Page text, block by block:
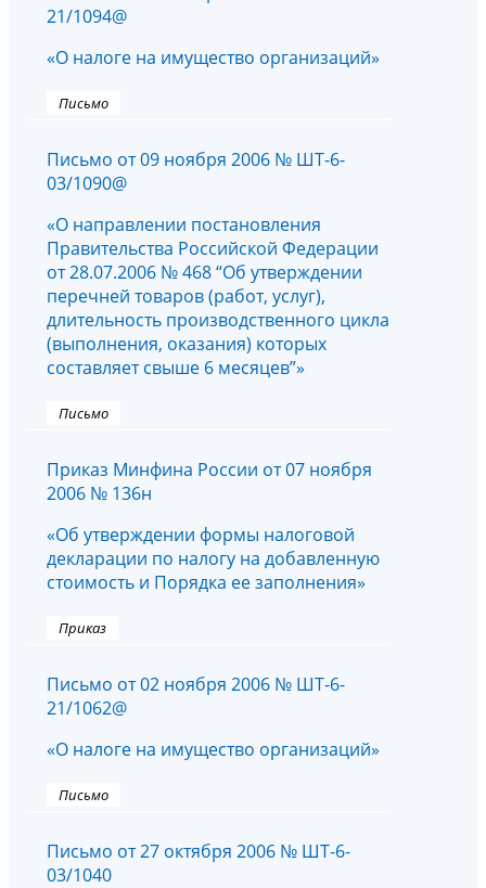
21/1094@
«О налоге на имущество организаций»
Письмо
Письмо от 09 ноября 2006 № ШТ-6-
03/1090@
«О направлении постановления
Правительства Российской Федерации
от 28.07.2006 № 468 “Об утверждении
перечней товаров (работ, услуг),
длительность производственного цикла
(выполнения, оказания) которых
составляет свыше 6 месяцев”»
Письмо
Приказ Минфина России от 07 ноября
2006 № 136н
«Об утверждении формы налоговой
декларации по налогу на добавленную
стоимость и Порядка ее заполнения»
Приказ
Письмо от 02 ноября 2006 № ШТ-6-
21/1062@
«О налоге на имущество организаций»
Письмо
Письмо от 27 октября 2006 № ШТ-6-
03/1040